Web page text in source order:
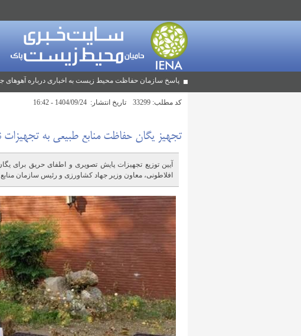
پاسخ سازمان حفاظت محیط زیست به اخباری درباره آهوهای
کد مطلب: تاریخ انتشار:
تجهیز یگان حفاظت منابع طبیعی به
افلاطونی، معاون وزیر جهاد کشاورزی و رئیس سازمان